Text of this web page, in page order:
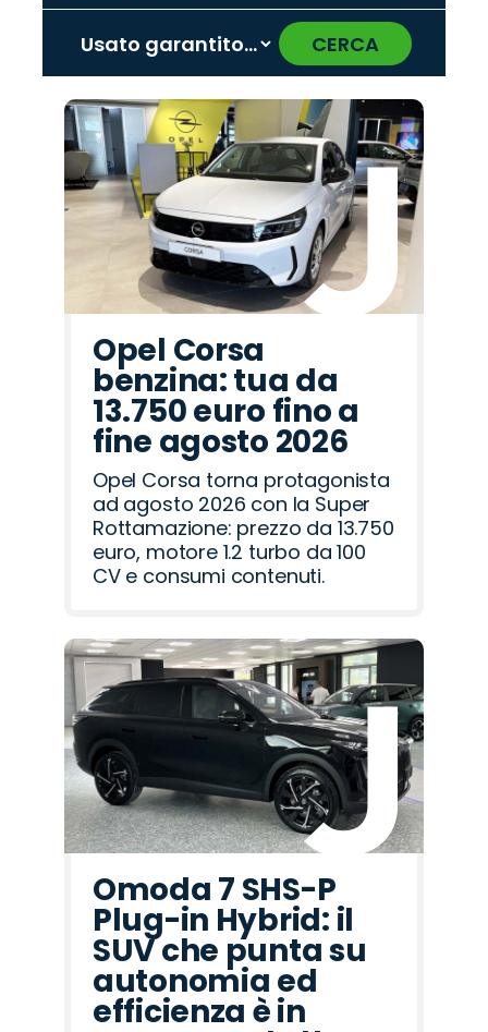
CERCA
Promo
Alfa
Romeo
Promo
Abarth
Promo
Omoda
Promo
Seat
Promo
Lancia
Promo
Cupra
Promo
Land
Rover
Promo
Hyundai
Promo
Citroën
Promo
Fiat
Promo
Jeep
Promo
Opel
Promo
Jaecoo
Promo
Mazda
Promo
Peugeot
‹ ›
Opel Corsa
benzina: tua da
13.750 euro fino a
fine agosto 2026
Opel Corsa torna protagonista
ad agosto 2026 con la Super
Rottamazione: prezzo da 13.750
euro, motore 1.2 turbo da 100
CV e consumi contenuti.
Omoda 7 SHS-P
Plug-in Hybrid: il
SUV che punta su
autonomia ed
efficienza è in